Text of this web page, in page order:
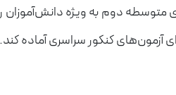
متوسطه دوم به ویژه
آزمون‌های کنکور سراسری آماده کند.